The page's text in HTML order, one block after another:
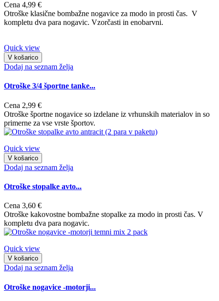
Cena 4,99 €
Otroške klasične bombažne nogavice za modo in prosti čas. V
kompletu dva para nogavic. Vzorčasti in enobarvni.
Quick view
V košarico
Dodaj na seznam želja
Otroške 3/4 športne tanke...
Cena 2,99 €
Otroške športne nogavice so izdelane iz vrhunskih materialov in so
primerne za vse vrste športov.
Quick view
V košarico
Dodaj na seznam želja
Otroške stopalke avto...
Cena 3,60 €
Otroške kakovostne bombažne stopalke za modo in prosti čas. V
kompletu dva para nogavic.
Quick view
V košarico
Dodaj na seznam želja
Otroške nogavice -motorji...